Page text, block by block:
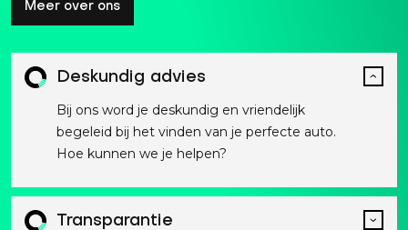
Meer over ons
Deskundig advies
Bij ons word je deskundig en vriendelijk
begeleid bij het vinden van je perfecte auto.
Hoe kunnen we je helpen?
Transparantie